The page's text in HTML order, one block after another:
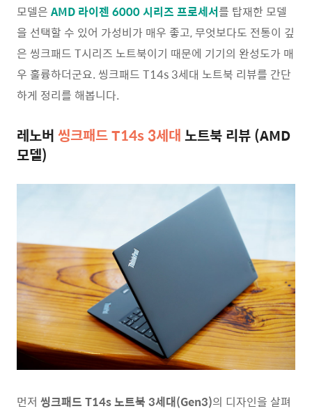
모델은 AMD 라이젠 6000 시리즈 프로세서를 탑재한 모델
을 선택할 수 있어 가성비가 매우 좋고, 무엇보다도 전통이 깊
은 씽크패드 T시리즈 노트북이기 때문에 기기의 완성도가 매
우 훌륭하더군요. 씽크패드 T14s 3세대 노트북 리뷰를 간단
하게 정리를 해봅니다.
레노버씽크패드 T14s 3세대노트북 리뷰 (AMD
모델)
먼저 씽크패드 T14s 노트북 3세대(Gen3)의 디자인을 살펴